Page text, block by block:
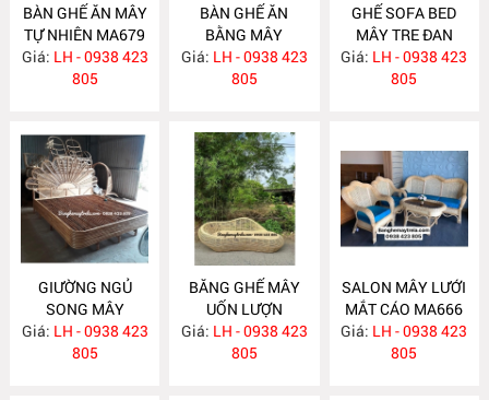
BÀN GHẾ ĂN MÂY
TỰ NHIÊN MA679
Giá: LH - 0938 423
805
BÀN GHẾ ĂN
BẰNG MÂY
MA678
Giá: LH - 0938 423
805
GHẾ SOFA BED
MÂY TRE ĐAN
MA671
Giá: LH - 0938 423
805
GIƯỜNG NGỦ
SONG MÂY
MA670
Giá: LH - 0938 423
805
BĂNG GHẾ MÂY
UỐN LƯỢN
MA667
Giá: LH - 0938 423
805
SALON MÂY LƯỚI
MẮT CÁO MA666
Giá: LH - 0938 423
805